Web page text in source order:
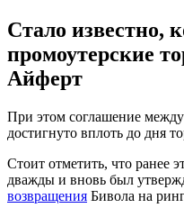
Стало известно,
промоутерские
Айферт
При этом соглашение
достигнуто вплоть до дня
Стоит отметить, что ранее
дважды и вновь был
возвращения Бивола на